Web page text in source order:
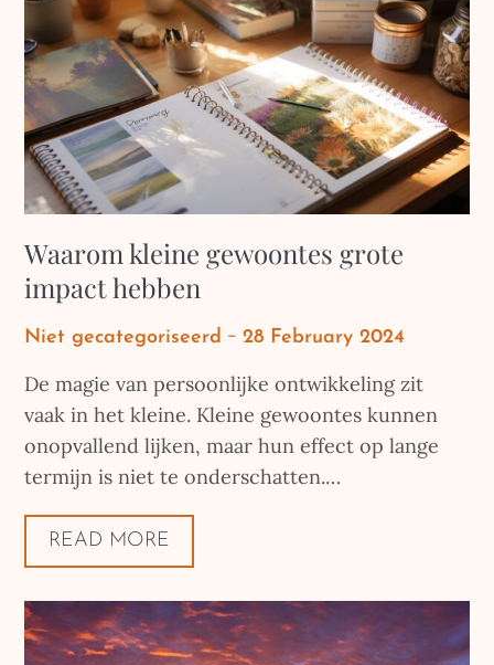
Waarom kleine gewoontes grote
impact hebben
Niet gecategoriseerd
Posted
28 February 2024
De magie van persoonlijke ontwikkeling zit
vaak in het kleine. Kleine gewoontes kunnen
onopvallend lijken, maar hun effect op lange
termijn is niet te onderschatten.…
READ MORE